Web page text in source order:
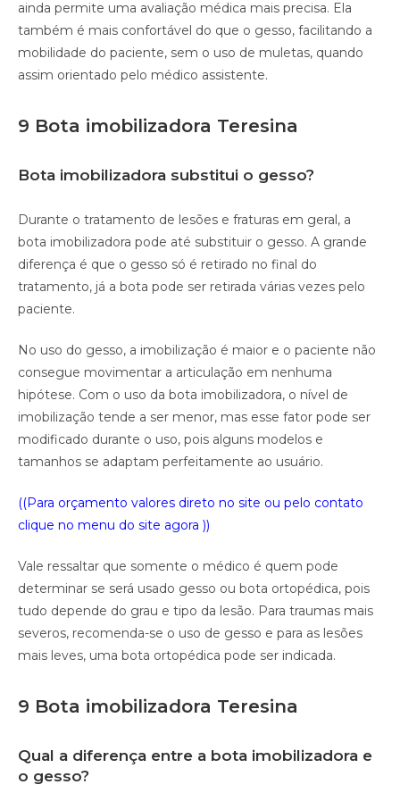
ainda permite uma avaliação médica mais precisa. Ela
também é mais confortável do que o gesso, facilitando a
mobilidade do paciente, sem o uso de muletas, quando
assim orientado pelo médico assistente.
9 Bota imobilizadora Teresina
Bota imobilizadora substitui o gesso?
Durante o tratamento de lesões e fraturas em geral, a
bota imobilizadora pode até substituir o gesso. A grande
diferença é que o gesso só é retirado no final do
tratamento, já a bota pode ser retirada várias vezes pelo
paciente.
No uso do gesso, a imobilização é maior e o paciente não
consegue movimentar a articulação em nenhuma
hipótese. Com o uso da bota imobilizadora, o nível de
imobilização tende a ser menor, mas esse fator pode ser
modificado durante o uso, pois alguns modelos e
tamanhos se adaptam perfeitamente ao usuário.
((Para orçamento valores direto no site ou pelo contato
clique no menu do site agora ))
Vale ressaltar que somente o médico é quem pode
determinar se será usado gesso ou bota ortopédica, pois
tudo depende do grau e tipo da lesão. Para traumas mais
severos, recomenda-se o uso de gesso e para as lesões
mais leves, uma bota ortopédica pode ser indicada.
9 Bota imobilizadora Teresina
Qual a diferença entre a bota imobilizadora e
o gesso?